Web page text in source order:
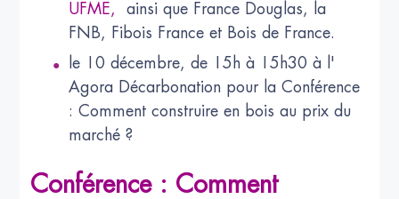
UFME,
ainsi que France Douglas, la
FNB, Fibois France et Bois de France.
le 10 décembre, de 15h à 15h30 à l'
Agora Décarbonation pour la Conférence
: Comment construire en bois au prix du
marché ?
Conférence : Comment